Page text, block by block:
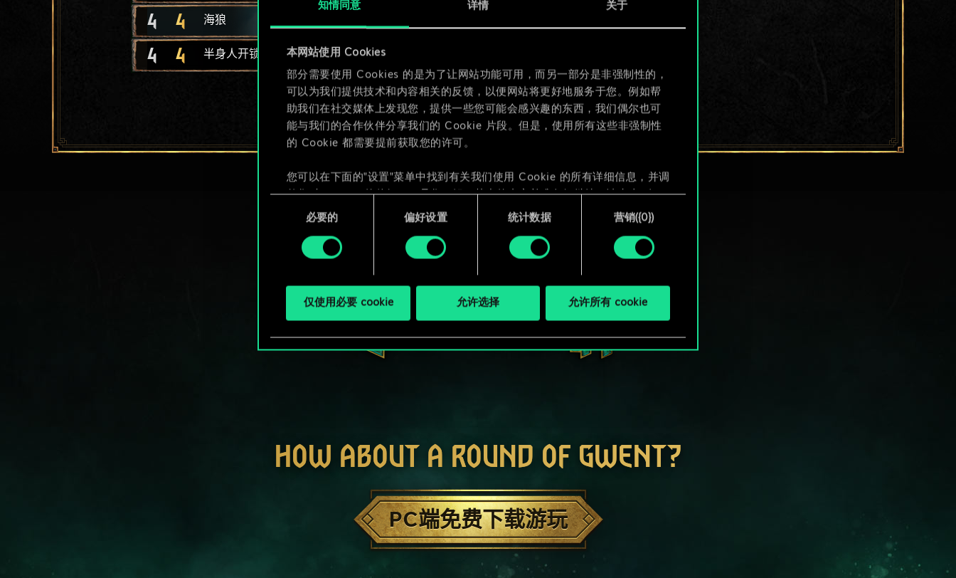
知情同意 详情 关于
本网站使用 Cookies
部分需要使用 Cookies 的是为了让网站功能可用，而另一部分是非强制性的，
可以为我们提供技术和内容相关的反馈，以便网站将更好地服务于您。例如帮
助我们在社交媒体上发现您，提供一些您可能会感兴趣的东西，我们偶尔也可
能与我们的合作伙伴分享我们的 Cookie 片段。但是，使用所有这些非强制性
的 Cookie 都需要提前获取您的许可。
您可以在下面的"设置"菜单中找到有关我们使用 Cookie 的所有详细信息，并调
整您对 Cookie 的偏好。一旦您了解了其中的内容并准备好继续，请点击"确
定"。
必要的 偏好设置 统计数据 营销({0})
仅使用必要 cookie 允许选择 允许所有 cookie
4 4 海狼
4 4 半身人开锁贼
HOW ABOUT A ROUND OF GWENT?
PC端免费下载游玩